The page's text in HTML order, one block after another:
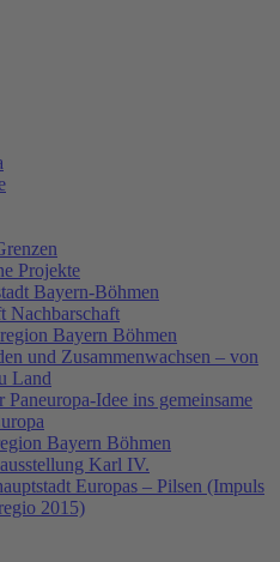
Projekte
Bayern-Böhmen
Nachbarschaft
Bayern Böhmen
und Zusammenwachsen – von
Land
Paneuropa-Idee ins gemeinsame
Bayern Böhmen
Karl IV.
Europas – Pilsen (Impuls
2015)